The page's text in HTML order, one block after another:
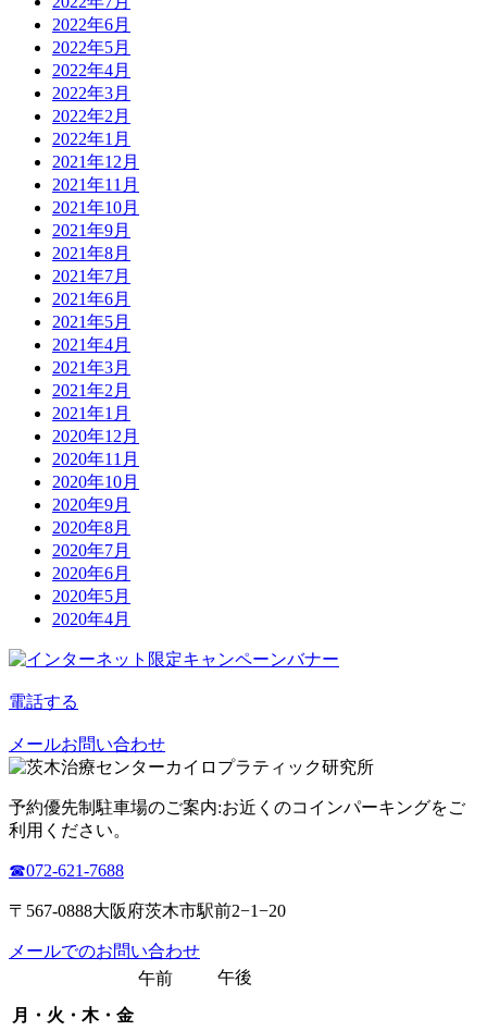
2022年6月
2022年5月
2022年4月
2022年3月
2022年2月
2022年1月
2021年12月
2021年11月
2021年10月
2021年9月
2021年8月
2021年7月
2021年6月
2021年5月
2021年4月
2021年3月
2021年2月
2021年1月
2020年12月
2020年11月
2020年10月
2020年9月
2020年8月
2020年7月
2020年6月
2020年5月
2020年4月
電話する
メールお問い合わせ
予約優先制 駐車場のご案内:お近くのコインパーキングをご
利用ください。
☎︎072-621-7688
〒567-0888大阪府茨木市駅前2−1−20
メールでのお問い合わせ
月・火・木・金
午前 午後